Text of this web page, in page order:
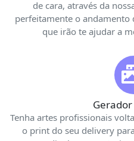
de cara, através da
perfeitamente o andamento
que irão te ajudar a
Tenha artes profissionais
o print do seu delivery